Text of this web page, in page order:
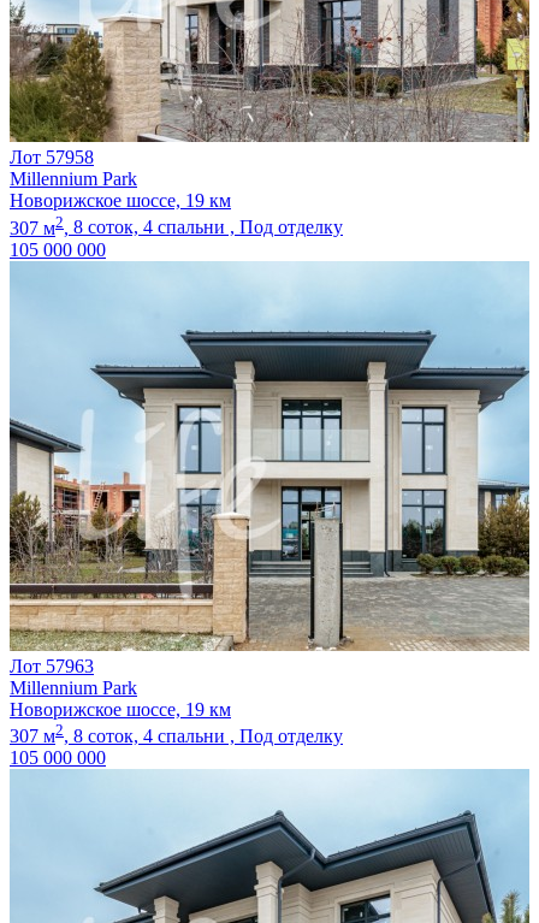
Лот 57958
Millennium Park
Новорижское шоссе, 19 км
307 м2, 8 соток, 4 спальни , Под отделку
105 000 000
Лот 57963
Millennium Park
Новорижское шоссе, 19 км
307 м2, 8 соток, 4 спальни , Под отделку
105 000 000